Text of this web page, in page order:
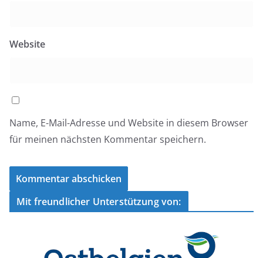
Website
Name, E-Mail-Adresse und Website in diesem Browser
für meinen nächsten Kommentar speichern.
Mit freundlicher Unterstützung von: